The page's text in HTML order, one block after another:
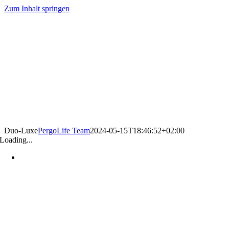
Zum Inhalt springen
Duo-LuxePergoLife Team2024-05-15T18:46:52+02:00
Loading...